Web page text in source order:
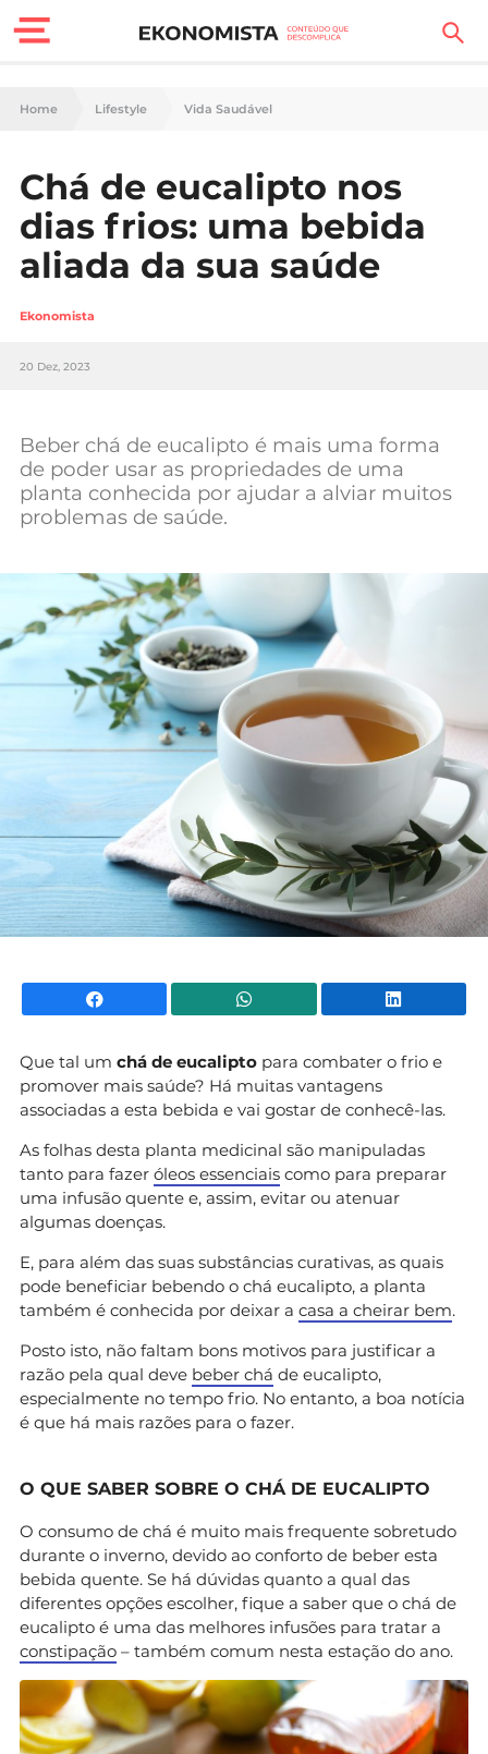
Finanças Pessoais
Carreira
Casa
Lifestyle
Sociedade
Negócios
Mundial 2026
Home Lifestyle Vida Saudável
Chá de eucalipto nos
dias frios: uma bebida
aliada da sua saúde
Ekonomista
20 Dez, 2023
Beber chá de eucalipto é mais uma forma
de poder usar as propriedades de uma
planta conhecida por ajudar a alviar muitos
problemas de saúde.
Facebook WhatsApp
Que tal um chá de eucalipto para combater o frio e
promover mais saúde? Há muitas vantagens
associadas a esta bebida e vai gostar de conhecê-las.
As folhas desta planta medicinal são manipuladas
tanto para fazer óleos essenciais como para preparar
uma infusão quente e, assim, evitar ou atenuar
algumas doenças.
E, para além das suas substâncias curativas, as quais
pode beneficiar bebendo o chá eucalipto, a planta
também é conhecida por deixar a casa a cheirar bem.
Posto isto, não faltam bons motivos para justificar a
razão pela qual deve beber chá de eucalipto,
especialmente no tempo frio. No entanto, a boa notícia
é que há mais razões para o fazer.
O QUE SABER SOBRE O CHÁ DE EUCALIPTO
O consumo de chá é muito mais frequente sobretudo
durante o inverno, devido ao conforto de beber esta
bebida quente. Se há dúvidas quanto a qual das
diferentes opções escolher, fique a saber que o chá de
eucalipto é uma das melhores infusões para tratar a
constipação – também comum nesta estação do ano.